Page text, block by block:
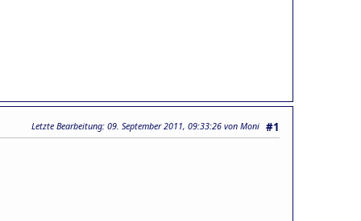
#1
Letzte Bearbeitung: 09. September 2011, 09:33:26 von Moni